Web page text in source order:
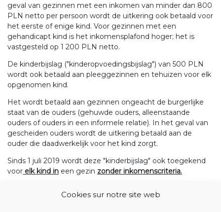
Cookies sur notre site web
geval van gezinnen met een inkomen van minder dan 800
PLN netto per persoon wordt de uitkering ook betaald voor
het eerste of enige kind. Voor gezinnen met een
gehandicapt kind is het inkomensplafond hoger; het is
vastgesteld op 1 200 PLN netto.
De kinderbijslag ("kinderopvoedingsbijslag") van 500 PLN
wordt ook betaald aan pleeggezinnen en tehuizen voor elk
opgenomen kind.
Het wordt betaald aan gezinnen ongeacht de burgerlijke
staat van de ouders (gehuwde ouders, alleenstaande
ouders of ouders in een informele relatie). In het geval van
gescheiden ouders wordt de uitkering betaald aan de
ouder die daadwerkelijk voor het kind zorgt.
Sinds 1 juli 2019 wordt deze "kinderbijslag" ook toegekend
voor elk kind in een gezin zonder inkomenscriteria.